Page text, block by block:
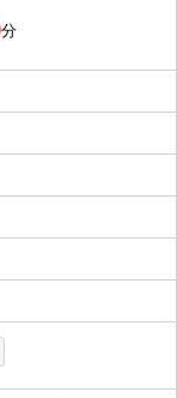
分